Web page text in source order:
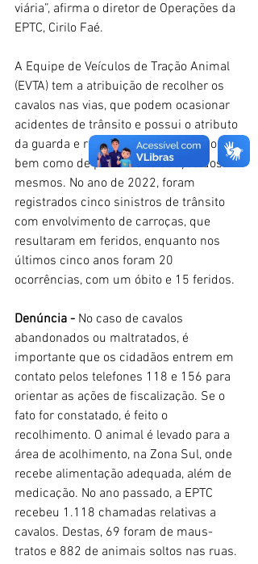
viária”, afirma o diretor de Operações da
EPTC, Cirilo Faé.
A Equipe de Veículos de Tração Animal
(EVTA) tem a atribuição de recolher os
cavalos nas vias, que podem ocasionar
acidentes de trânsito e possui o atributo
da guarda e recuperação dos equinos,
bem como de promover a adoção dos
mesmos. No ano de 2022, foram
registrados cinco sinistros de trânsito
com envolvimento de carroças, que
resultaram em feridos, enquanto nos
últimos cinco anos foram 20
ocorrências, com um óbito e 15 feridos.
Denúncia - No caso de cavalos
abandonados ou maltratados, é
importante que os cidadãos entrem em
contato pelos telefones 118 e 156 para
orientar as ações de fiscalização. Se o
fato for constatado, é feito o
recolhimento. O animal é levado para a
área de acolhimento, na Zona Sul, onde
recebe alimentação adequada, além de
medicação. No ano passado, a EPTC
recebeu 1.118 chamadas relativas a
cavalos. Destas, 69 foram de maus-
tratos e 882 de animais soltos nas ruas.